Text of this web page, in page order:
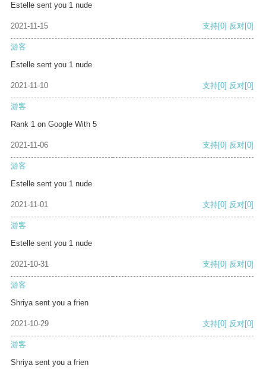
Estelle sent you 1 nude
2021-11-15 支持[0] 反对[0]
游客
Estelle sent you 1 nude
2021-11-10 支持[0] 反对[0]
游客
Rank 1 on Google With 5
2021-11-06 支持[0] 反对[0]
游客
Estelle sent you 1 nude
2021-11-01 支持[0] 反对[0]
游客
Estelle sent you 1 nude
2021-10-31 支持[0] 反对[0]
游客
Shriya sent you a frien
2021-10-29 支持[0] 反对[0]
游客
Shriya sent you a frien